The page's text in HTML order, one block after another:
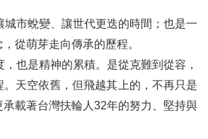
城市蛻變、讓世代更迭的時間；也是一
從萌芽走向傳承的歷程。
也是精神的累積。是從克難到從容，
天空依舊，但飛越其上的，不再只是
載著台灣扶輪人32年的努力、堅持與